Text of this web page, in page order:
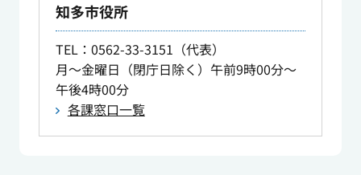
知多市役所
TEL：0562-33-3151（代表）
月～金曜日（閉庁日除く）午前9時00分～
午後4時00分
各課窓口一覧